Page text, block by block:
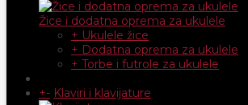
Žice i dodatna oprema za ukulele
+ Ukulele žice
+ Dodatna oprema za ukulele
+ Torbe i futrole za ukulele
+- Klaviri i klavijature